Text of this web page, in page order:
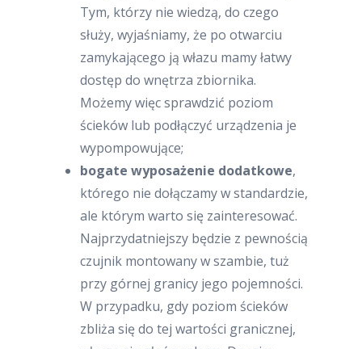
Tym, którzy nie wiedzą, do czego
służy, wyjaśniamy, że po otwarciu
zamykającego ją włazu mamy łatwy
dostęp do wnętrza zbiornika.
Możemy więc sprawdzić poziom
ścieków lub podłączyć urządzenia je
wypompowujące;
bogate wyposażenie dodatkowe,
którego nie dołączamy w standardzie,
ale którym warto się zainteresować.
Najprzydatniejszy będzie z pewnością
czujnik montowany w szambie, tuż
przy górnej granicy jego pojemności.
W przypadku, gdy poziom ścieków
zbliża się do tej wartości granicznej,